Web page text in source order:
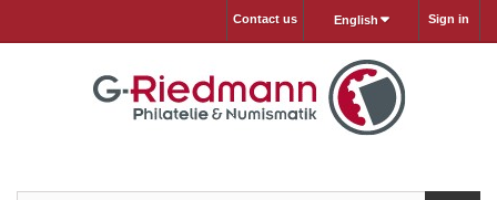
Sign in
English
Contact us